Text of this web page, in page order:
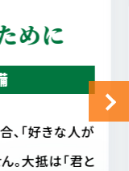
い
が読めない場
なって気になっ